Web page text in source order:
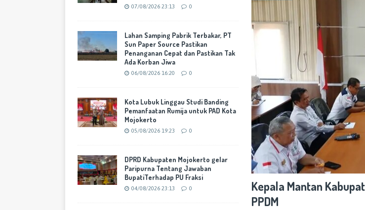
Ning Ita Nyatakan Kebersihan Rumah dan Lingkungan Jadi
Mojokerto Sehat WARTA KOTA
Kepala Mantan
PPDM
07/08/2026 23:13 0
Lahan Samping Pabrik Terbakar, PT
Sun Paper Source Pastikan
Penanganan Cepat dan Pastikan Tak
Ada Korban Jiwa
06/08/2026 16:20 0
Kota Lubuk Linggau Studi Banding
Pemanfaatan Rumija untuk PAD Kota
Mojokerto
05/08/2026 19:23 0
DPRD Kabupaten Mojokerto gelar
Paripurna Tentang Jawaban
BupatiTerhadap PU Fraksi
04/08/2026 23:13 0